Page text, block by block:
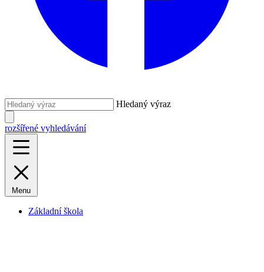
Hledaný výraz
rozšířené vyhledávání
Menu
Základní škola